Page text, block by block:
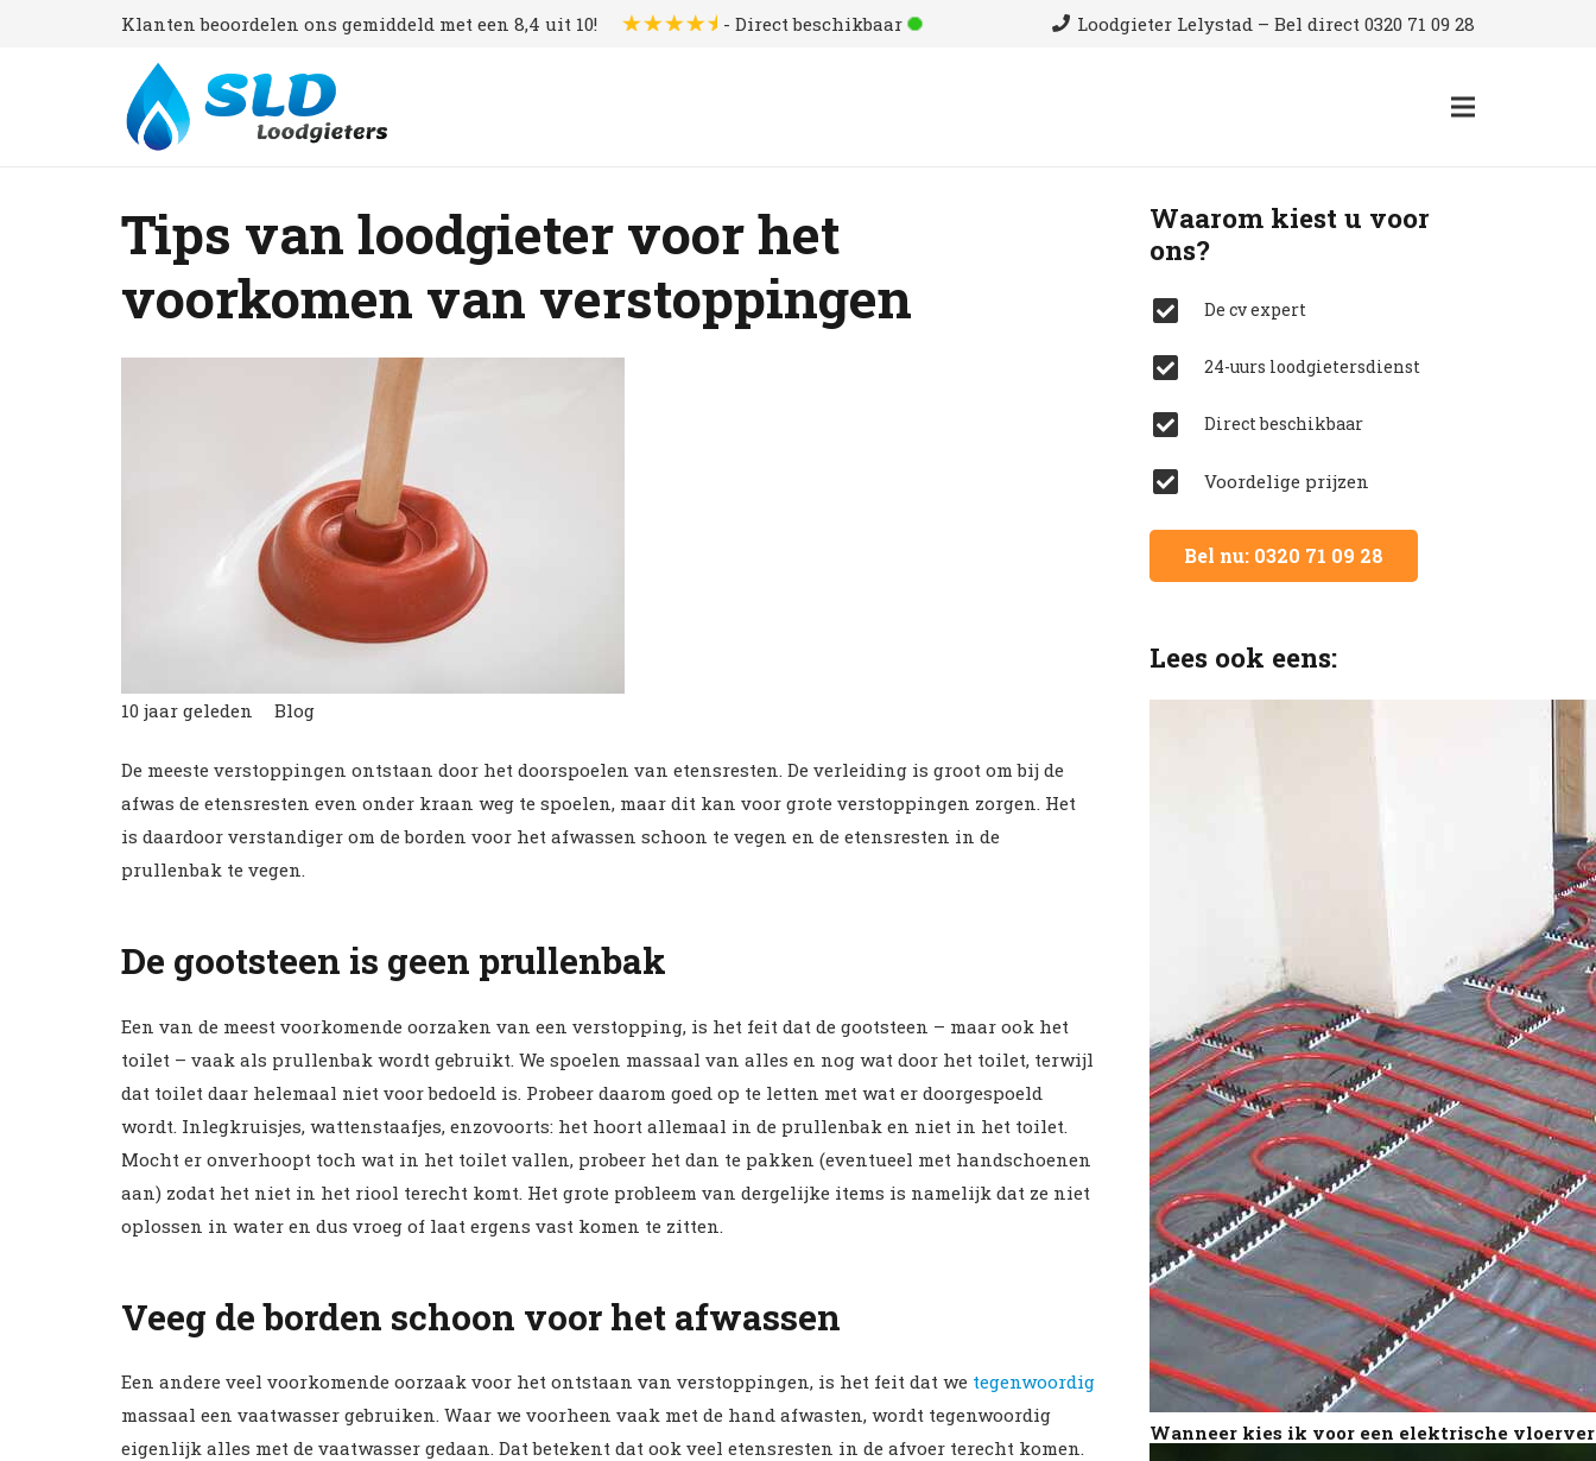
Klanten beoordelen ons gemiddeld met een 8,4 uit 10! - Direct beschikbaar Loodgieter Lelystad – Bel direct 0320 71 09 28
Tips van loodgieter voor het
voorkomen van verstoppingen
10 jaar geleden Blog
De meeste verstoppingen ontstaan door het doorspoelen van etensresten. De verleiding is groot om bij de
afwas de etensresten even onder kraan weg te spoelen, maar dit kan voor grote verstoppingen zorgen. Het
is daardoor verstandiger om de borden voor het afwassen schoon te vegen en de etensresten in de
prullenbak te vegen.
De gootsteen is geen prullenbak
Een van de meest voorkomende oorzaken van een verstopping, is het feit dat de gootsteen – maar ook het
toilet – vaak als prullenbak wordt gebruikt. We spoelen massaal van alles en nog wat door het toilet, terwijl
dat toilet daar helemaal niet voor bedoeld is. Probeer daarom goed op te letten met wat er doorgespoeld
wordt. Inlegkruisjes, wattenstaafjes, enzovoorts: het hoort allemaal in de prullenbak en niet in het toilet.
Mocht er onverhoopt toch wat in het toilet vallen, probeer het dan te pakken (eventueel met handschoenen
aan) zodat het niet in het riool terecht komt. Het grote probleem van dergelijke items is namelijk dat ze niet
oplossen in water en dus vroeg of laat ergens vast komen te zitten.
Veeg de borden schoon voor het afwassen
Een andere veel voorkomende oorzaak voor het ontstaan van verstoppingen, is het feit dat we tegenwoordig
massaal een vaatwasser gebruiken. Waar we voorheen vaak met de hand afwasten, wordt tegenwoordig
eigenlijk alles met de vaatwasser gedaan. Dat betekent dat ook veel etensresten in de afvoer terecht komen.
Waarom kiest u voor
ons?
De cv expert
24-uurs loodgietersdienst
Direct beschikbaar
Voordelige prijzen
Bel nu: 0320 71 09 28
Lees ook eens:
Wanneer kies ik voor een elektrische